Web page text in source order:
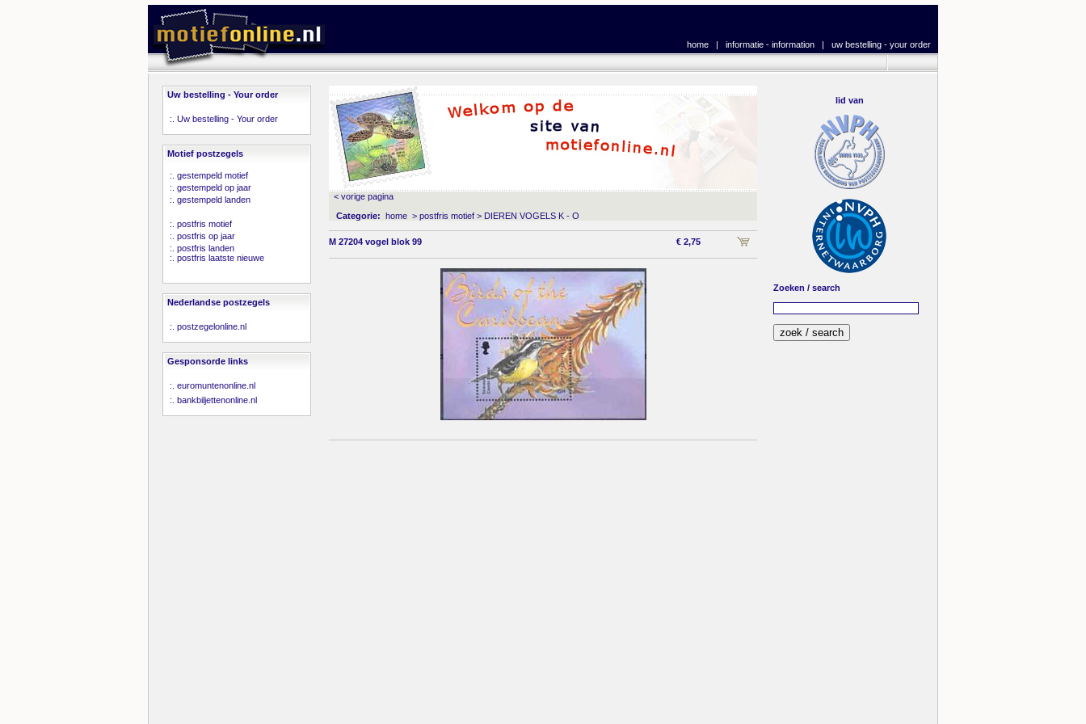
home | informatie - information | uw bestelling - your order
Uw bestelling - Your order
:. Uw bestelling - Your order
Motief postzegels
:. gestempeld motief
:. gestempeld op jaar
:. gestempeld landen
:. postfris motief
:. postfris op jaar
:. postfris landen
:. postfris laatste nieuwe
Nederlandse postzegels
:. postzegelonline.nl
Gesponsorde links
:. euromuntenonline.nl
:. bankbiljettenonline.nl
< vorige pagina
Categorie: home > postfris motief > DIEREN VOGELS K - O
M 27204 vogel blok 99 € 2,75
lid van
Zoeken / search